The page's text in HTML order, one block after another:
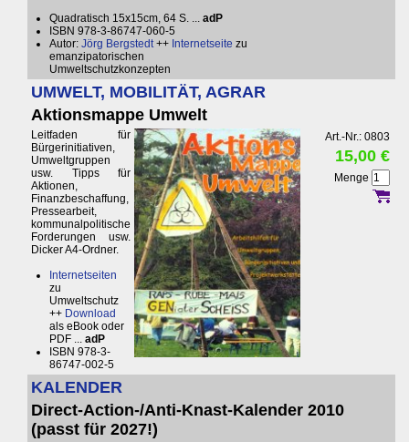
Quadratisch 15x15cm, 64 S. ... adP
ISBN 978-3-86747-060-5
Autor: Jörg Bergstedt++ Internetseite zu
emanzipatorischen
Umweltschutzkonzepten
UMWELT, MOBILITÄT, AGRAR
Aktionsmappe Umwelt
Leitfaden für
Bürgerinitiativen,
Umweltgruppen
usw. Tipps für
Aktionen,
Finanzbeschaffung,
Pressearbeit,
kommunalpolitische
Forderungen usw.
Dicker A4-Ordner.
Internetseiten
zu
Umweltschutz
++ Download
als eBook oder
PDF ... adP
ISBN 978-3-
86747-002-5
Art.-Nr.: 0803
15,00 €
Menge
KALENDER
Direct-Action-/Anti-Knast-Kalender 2010
(passt für 2027!)